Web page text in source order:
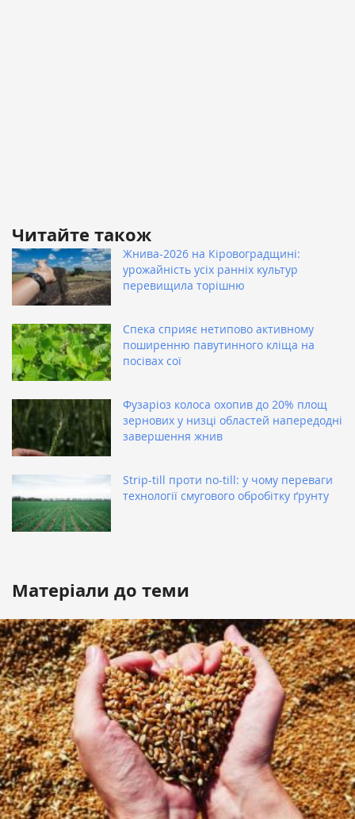
Читайте також
Жнива-2026 на Кіровоградщині:
урожайність усіх ранніх культур
перевищила торішню
Спека сприяє нетипово активному
поширенню павутинного кліща на
посівах сої
Фузаріоз колоса охопив до 20% площ
зернових у низці областей напередодні
завершення жнив
Strip-till проти no-till: у чому переваги
технології смугового обробітку ґрунту
Матеріали до теми